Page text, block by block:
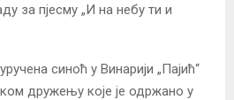
за пјесму „И на небу ти и
синоћ у Винарији „Пајић“
дружењу које је одржано у